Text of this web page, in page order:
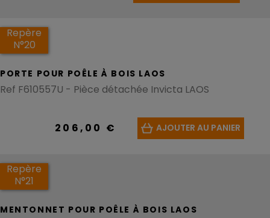
Repère
N°20
PORTE POUR POÊLE À BOIS LAOS
Ref F610557U - Pièce détachée Invicta LAOS
206,00 € AJOUTER AU PANIER
Repère
N°21
MENTONNET POUR POÊLE À BOIS LAOS